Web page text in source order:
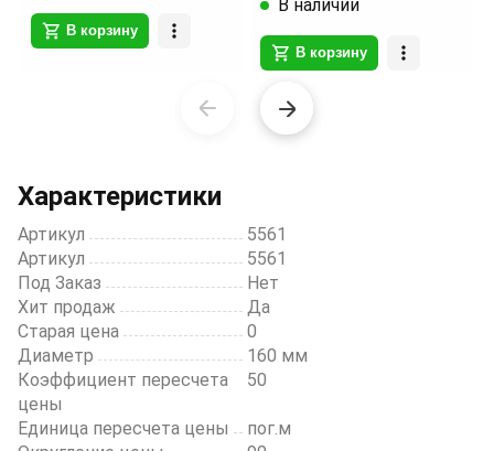
В корзину
В наличии
В корзину
20
Характеристики
Артикул
5561
Артикул
5561
Под Заказ
Нет
Хит продаж
Да
Старая цена
0
Диаметр
160 мм
Коэффициент пересчета
цены
50
Единица пересчета цены
пог.м